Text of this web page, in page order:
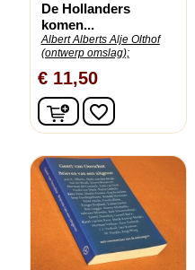
De Hollanders
komen...
Albert Alberts Alje Olthof
(ontwerp omslag);
€ 11,50
In winkelwagen
favorite_border